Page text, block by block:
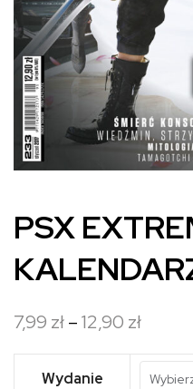
PSX
7,99 zł–12,90 złZakres
cen:
od
Wydanie